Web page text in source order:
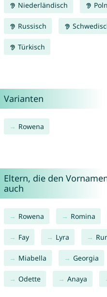
Niederländisch
Russisch
Türkisch
Varianten
Rowena
Eltern, die den
auch
Rowena Romina
Fay Lyra
Miabella Georgia
Odette Anaya